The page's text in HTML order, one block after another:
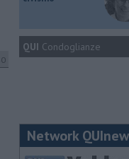
QUI Condoglianze
Network